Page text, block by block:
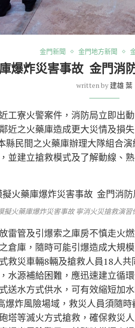
金門新聞 金門地方新聞
爆炸災害事故 金門消
written by 建雄 葉
工寮火警案件，消防局立即出
近之火藥庫造成更大災情及損
縣民間之火藥庫辦理大隊組合
並建立搶救模式及了解動線、
擬火藥庫爆炸災害事故 寧消火災搶救演
雷管及引爆索之庫房不慎走火
倉庫，隨時可能引爆造成大規
救災車輛8輛及搶救人員18人
水源補給困難，應迅速建立循
送水方式供水，可有效縮短加
爆炸風險場域，救災人員須隨
塔等滅火方式搶救，確保救災